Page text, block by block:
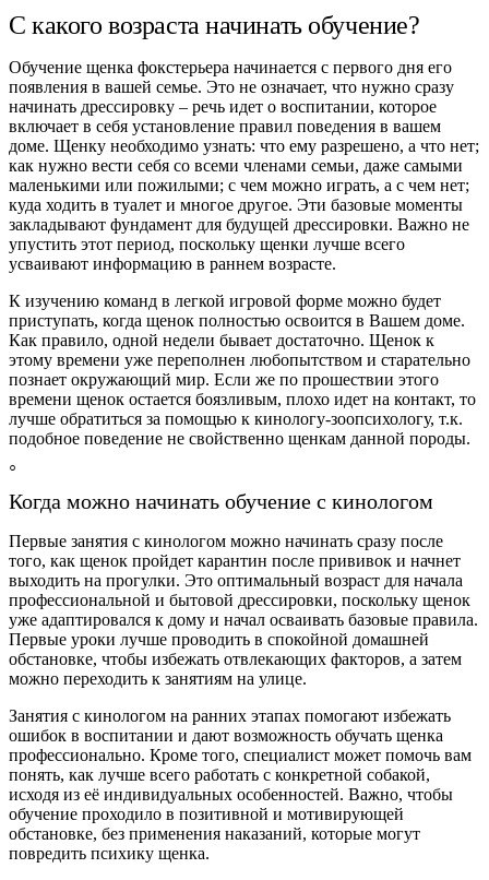
С какого возраста начинать обучение?
Обучение щенка фокстерьера начинается с первого дня его
появления в вашей семье. Это не означает, что нужно сразу
начинать дрессировку – речь идет о воспитании, которое
включает в себя установление правил поведения в вашем
доме. Щенку необходимо узнать: что ему разрешено, а что нет;
как нужно вести себя со всеми членами семьи, даже самыми
маленькими или пожилыми; с чем можно играть, а с чем нет;
куда ходить в туалет и многое другое. Эти базовые моменты
закладывают фундамент для будущей дрессировки. Важно не
упустить этот период, поскольку щенки лучше всего
усваивают информацию в раннем возрасте.
К изучению команд в легкой игровой форме можно будет
приступать, когда щенок полностью освоится в Вашем доме.
Как правило, одной недели бывает достаточно. Щенок к
этому времени уже переполнен любопытством и старательно
познает окружающий мир. Если же по прошествии этого
времени щенок остается боязливым, плохо идет на контакт, то
лучше обратиться за помощью к кинологу-зоопсихологу, т.к.
подобное поведение не свойственно щенкам данной породы.
Когда можно начинать обучение с кинологом
Первые занятия с кинологом можно начинать сразу после
того, как щенок пройдет карантин после прививок и начнет
выходить на прогулки. Это оптимальный возраст для начала
профессиональной и бытовой дрессировки, поскольку щенок
уже адаптировался к дому и начал осваивать базовые правила.
Первые уроки лучше проводить в спокойной домашней
обстановке, чтобы избежать отвлекающих факторов, а затем
можно переходить к занятиям на улице.
Занятия с кинологом на ранних этапах помогают избежать
ошибок в воспитании и дают возможность обучать щенка
профессионально. Кроме того, специалист может помочь вам
понять, как лучше всего работать с конкретной собакой,
исходя из её индивидуальных особенностей. Важно, чтобы
обучение проходило в позитивной и мотивирующей
обстановке, без применения наказаний, которые могут
повредить психику щенка.